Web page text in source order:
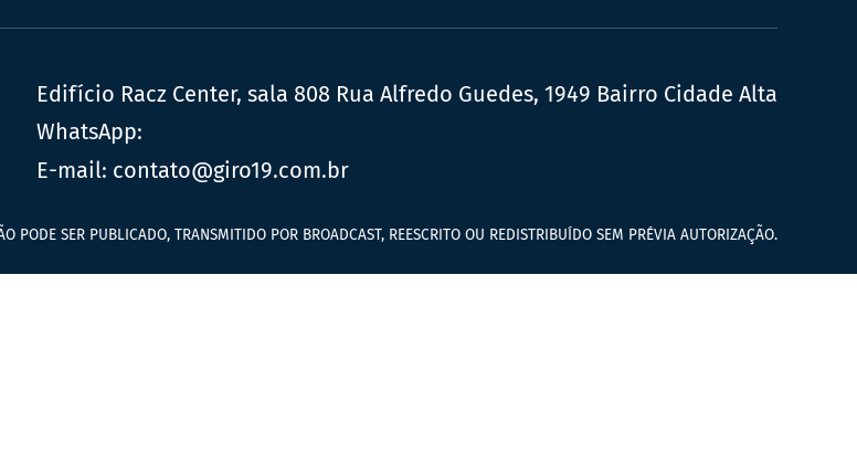
Edifício Racz Center, sala 808 Rua Alfredo Guedes, 1949 Bairro Cidade Alta
WhatsApp:
E-mail: contato@giro19.com.br
SER PUBLICADO, TRANSMITIDO POR BROADCAST, REESCRITO OU REDISTRIBUÍDO SEM PRÉVIA AUTORIZAÇÃO.